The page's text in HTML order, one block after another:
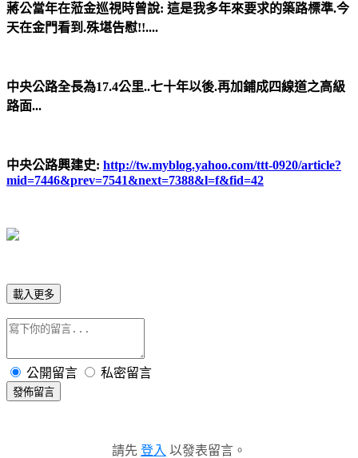
蔣公當年在蒞金巡視時曾說: 這是我多年來要求的築路標準.今
天在金門看到.殊堪告慰!!....
中央公路全長為17.4公里..七十年以後.再加鋪成四線道之高級
路面...
中央公路興建史: http://tw.myblog.yahoo.com/ttt-0920/article?
mid=7446&prev=7541&next=7388&l=f&fid=42
載入更多
公開留言 私密留言
發佈留言
請先 登入 以發表留言。